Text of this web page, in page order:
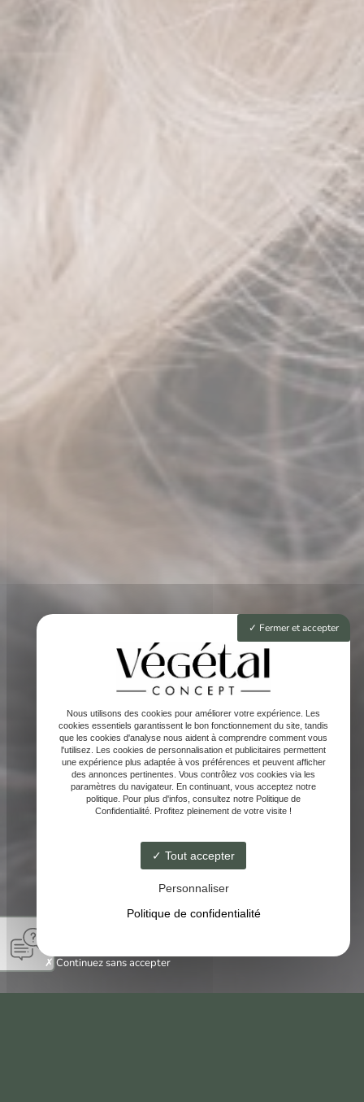
Fermer et accepter
Nous utilisons des cookies pour améliorer votre expérience. Les
cookies essentiels garantissent le bon fonctionnement du site, tandis
que les cookies d'analyse nous aident à comprendre comment vous
l'utilisez. Les cookies de personnalisation et publicitaires permettent
une expérience plus adaptée à vos préférences et peuvent afficher
des annonces pertinentes. Vous contrôlez vos cookies via les
paramètres du navigateur. En continuant, vous acceptez notre
politique. Pour plus d'infos, consultez notre Politique de
Confidentialité. Profitez pleinement de votre visite !
Tout accepter
Personnaliser
Politique de confidentialité
Continuez sans accepter